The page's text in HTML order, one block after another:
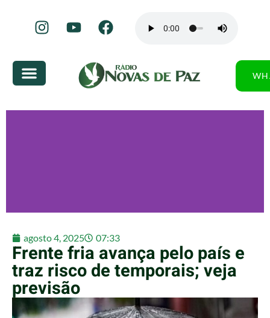
agosto 4, 2025 07:33
Frente fria avança pelo país e
traz risco de temporais; veja
previsão